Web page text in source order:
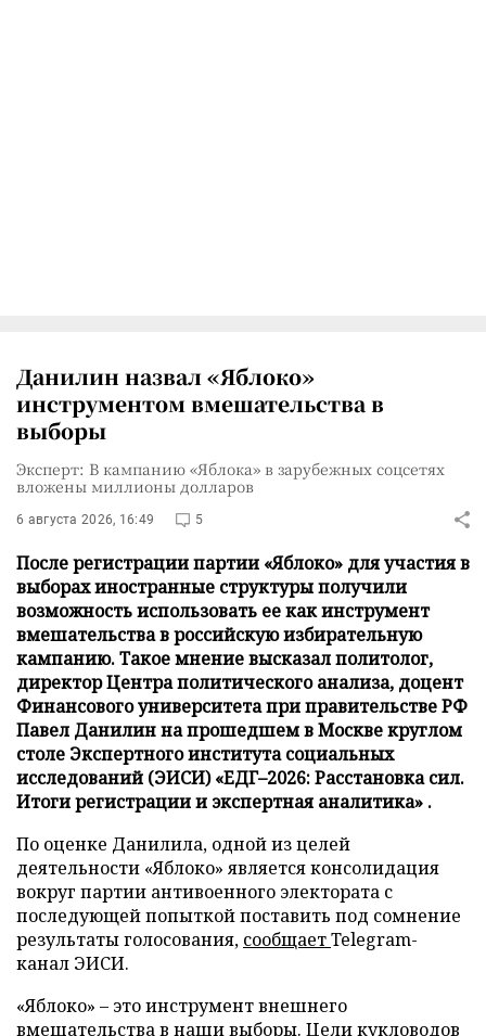
Данилин назвал «Яблоко»
инструментом вмешательства в
выборы
Эксперт: В кампанию «Яблока» в зарубежных соцсетях
вложены миллионы долларов
6 августа 2026, 16:49 5
После регистрации партии «Яблоко» для участия в
выборах иностранные структуры получили
возможность использовать ее как инструмент
вмешательства в российскую избирательную
кампанию. Такое мнение высказал политолог,
директор Центра политического анализа, доцент
Финансового университета при правительстве РФ
Павел Данилин на прошедшем в Москве круглом
столе Экспертного института социальных
исследований (ЭИСИ) «ЕДГ–2026: Расстановка сил.
Итоги регистрации и экспертная аналитика» .
По оценке Данилила, одной из целей
деятельности «Яблоко» является консолидация
вокруг партии антивоенного электората с
последующей попыткой поставить под сомнение
результаты голосования, сообщаетTelegram-
канал ЭИСИ.
«Яблоко» – это инструмент внешнего
вмешательства в наши выборы. Цели кукловодов